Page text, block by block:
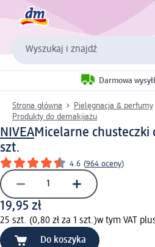
Wyszukaj i znajdź
Darmowa
Strona główna Pielęgnacja & perfumy
Produkty do demakijażu
NIVEAMicelarne chusteczki
szt.
4.6 (964 oceny)
19,95 zł
25 szt. (0,80 zł za 1 szt.)w tym VAT
Do koszyka